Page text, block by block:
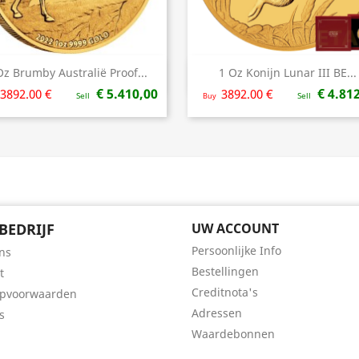
Brumby Australië Proof...
3892.00 € Sell € 5.410,00
Snel bekijken 1 Oz Konijn Lunar III BE...
Buy 3892.00 € Sell €
Snel bekijken
UW ACCOUNT
Persoonlijke Info
Bestellingen
Creditnota's
Adressen
Waardebonnen